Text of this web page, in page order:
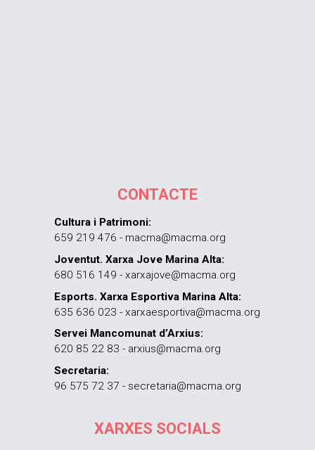
CONTACTE
Cultura i Patrimoni:
659 219 476 - macma@macma.org
Joventut. Xarxa Jove Marina Alta:
680 516 149 - xarxajove@macma.org
Esports. Xarxa Esportiva Marina Alta:
635 636 023 - xarxaesportiva@macma.org
Servei Mancomunat d’Arxius:
620 85 22 83 - arxius@macma.org
Secretaria:
96 575 72 37 - secretaria@macma.org
XARXES SOCIALS